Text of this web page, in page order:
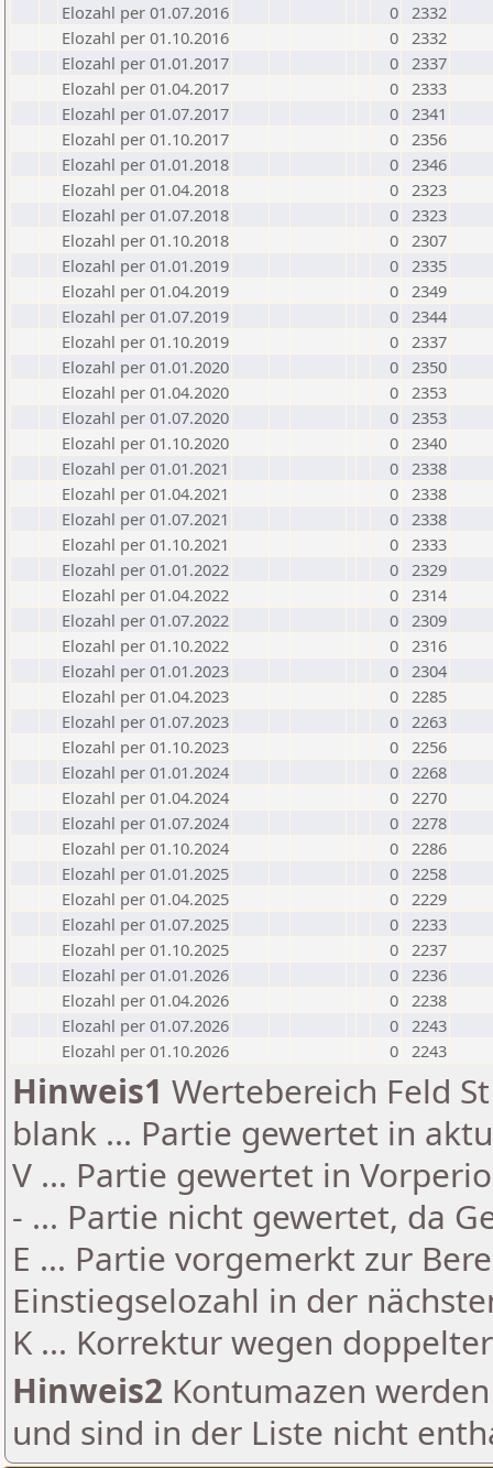
Elozahl per 01.07.2016
0 2332
Elozahl per 01.10.2016
0 2332
Elozahl per 01.01.2017
0 2337
Elozahl per 01.04.2017
0 2333
Elozahl per 01.07.2017
0 2341
Elozahl per 01.10.2017
0 2356
Elozahl per 01.01.2018
0 2346
Elozahl per 01.04.2018
0 2323
Elozahl per 01.07.2018
0 2323
Elozahl per 01.10.2018
0 2307
Elozahl per 01.01.2019
0 2335
Elozahl per 01.04.2019
0 2349
Elozahl per 01.07.2019
0 2344
Elozahl per 01.10.2019
0 2337
Elozahl per 01.01.2020
0 2350
Elozahl per 01.04.2020
0 2353
Elozahl per 01.07.2020
0 2353
Elozahl per 01.10.2020
0 2340
Elozahl per 01.01.2021
0 2338
Elozahl per 01.04.2021
0 2338
Elozahl per 01.07.2021
0 2338
Elozahl per 01.10.2021
0 2333
Elozahl per 01.01.2022
0 2329
Elozahl per 01.04.2022
0 2314
Elozahl per 01.07.2022
0 2309
Elozahl per 01.10.2022
0 2316
Elozahl per 01.01.2023
0 2304
Elozahl per 01.04.2023
0 2285
Elozahl per 01.07.2023
0 2263
Elozahl per 01.10.2023
0 2256
Elozahl per 01.01.2024
0 2268
Elozahl per 01.04.2024
0 2270
Elozahl per 01.07.2024
0 2278
Elozahl per 01.10.2024
0 2286
Elozahl per 01.01.2025
0 2258
Elozahl per 01.04.2025
0 2229
Elozahl per 01.07.2025
0 2233
Elozahl per 01.10.2025
0 2237
Elozahl per 01.01.2026
0 2236
Elozahl per 01.04.2026
0 2238
Elozahl per 01.07.2026
0 2243
Elozahl per 01.10.2026
0 2243
Hinweis1 Wertebereich Feld
blank ... Partie gewertet in
V ... Partie gewertet in
- ... Partie nicht gewertet, da
E ... Partie vorgemerkt zur
Einstiegselozahl in der
K ... Korrektur wegen
Hinweis2 Kontumazen
und sind in der Liste nicht